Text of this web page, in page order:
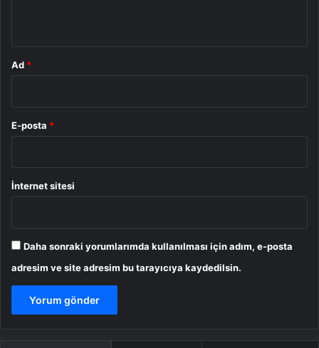
Ad *
E-posta *
İnternet sitesi
Daha sonraki yorumlarımda kullanılması için adım, e-posta
adresim ve site adresim bu tarayıcıya kaydedilsin.